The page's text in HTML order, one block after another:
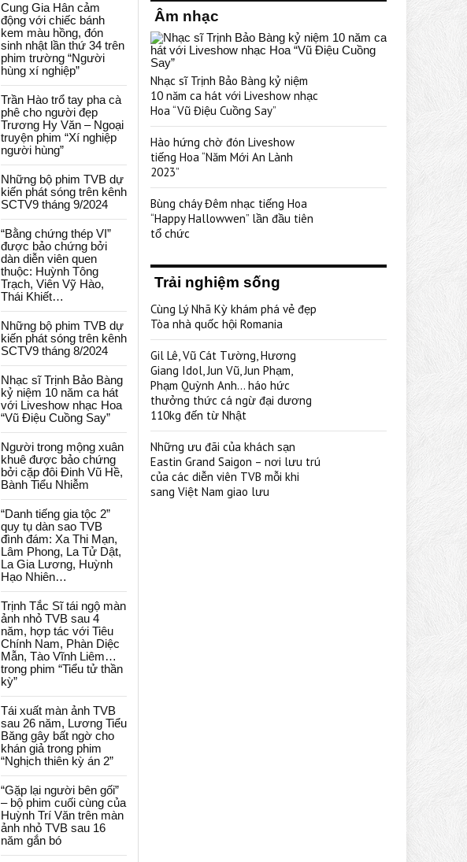
Cung Gia Hân cảm
động với chiếc bánh
kem màu hồng, đón
sinh nhật lần thứ 34 trên
phim trường “Người
hùng xí nghiệp”
Trần Hào trổ tay pha cà
phê cho người đẹp
Trương Hy Văn – Ngoại
truyện phim “Xí nghiệp
người hùng”
Những bộ phim TVB dự
kiến phát sóng trên kênh
SCTV9 tháng 9/2024
“Bằng chứng thép VI”
được bảo chứng bởi
dàn diễn viên quen
thuộc: Huỳnh Tông
Trạch, Viên Vỹ Hào,
Thái Khiết…
Những bộ phim TVB dự
kiến phát sóng trên kênh
SCTV9 tháng 8/2024
Nhạc sĩ Trịnh Bảo Bàng
kỷ niệm 10 năm ca hát
với Liveshow nhạc Hoa
“Vũ Điệu Cuồng Say”
Người trong mộng xuân
khuê được bảo chứng
bởi cặp đôi Đinh Vũ Hề,
Bành Tiểu Nhiễm
“Danh tiếng gia tộc 2”
quy tụ dàn sao TVB
đình đám: Xa Thi Mạn,
Lâm Phong, La Tử Dật,
La Gia Lương, Huỳnh
Hạo Nhiên…
Trịnh Tắc Sĩ tái ngộ màn
ảnh nhỏ TVB sau 4
năm, hợp tác với Tiêu
Chính Nam, Phàn Diệc
Mẫn, Tào Vĩnh Liêm…
trong phim “Tiểu tử thần
kỳ”
Tái xuất màn ảnh TVB
sau 26 năm, Lương Tiểu
Băng gây bất ngờ cho
khán giả trong phim
“Nghịch thiên kỳ án 2”
“Gặp lại người bên gối”
– bộ phim cuối cùng của
Huỳnh Trí Văn trên màn
ảnh nhỏ TVB sau 16
năm gắn bó
Âm nhạc
Nhạc sĩ Trịnh Bảo Bàng kỷ niệm
10 năm ca hát với Liveshow nhạc
Hoa “Vũ Điệu Cuồng Say”
Hào hứng chờ đón Liveshow
tiếng Hoa “Năm Mới An Lành
2023”
Bùng cháy Đêm nhạc tiếng Hoa
“Happy Hallowwen” lần đầu tiên
tổ chức
Trải nghiệm sống
Cùng Lý Nhã Kỳ khám phá vẻ đẹp
Tòa nhà quốc hội Romania
Gil Lê, Vũ Cát Tường, Hương
Giang Idol, Jun Vũ, Jun Phạm,
Phạm Quỳnh Anh… háo hức
thưởng thức cá ngừ đại dương
110kg đến từ Nhật
Những ưu đãi của khách sạn
Eastin Grand Saigon – nơi lưu trú
của các diễn viên TVB mỗi khi
sang Việt Nam giao lưu